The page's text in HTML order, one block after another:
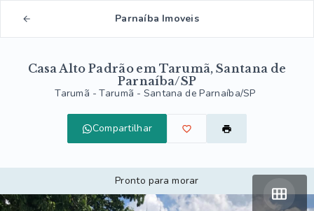
Parnaíba Imoveis
Casa Alto Padrão em Tarumã, Santana de
Parnaíba/SP
Tarumã -Tarumã - Santana de Parnaíba/SP
Compartilhar
Pronto para morar